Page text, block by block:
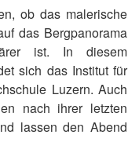
ob das malerische
das Bergpanorama
ist. In diesem
sich das Institut für
Luzern. Auch
nach ihrer letzten
lassen den Abend